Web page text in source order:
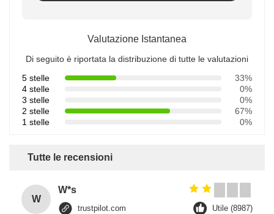
Valutazione Istantanea
Di seguito è riportata la distribuzione di tutte le valutazioni
5 stelle
33%
4 stelle
0%
3 stelle
0%
2 stelle
67%
1 stelle
0%
Tutte le recensioni
W
W*s
trustpilot.com Utile (8987)